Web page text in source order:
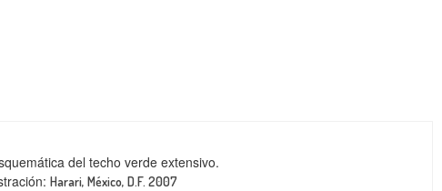
del techo verde extensivo.
Harari, México, D.F. 2007